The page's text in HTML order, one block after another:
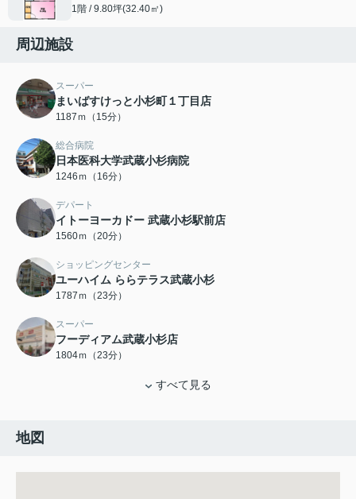
1階 / 9.80坪(32.40㎡)
周辺施設
スーパー
まいばすけっと小杉町１丁目店
1187ｍ（15分）
総合病院
日本医科大学武蔵小杉病院
1246ｍ（16分）
デパート
イトーヨーカドー 武蔵小杉駅前店
1560ｍ（20分）
ショッピングセンター
ユーハイム ららテラス武蔵小杉
1787ｍ（23分）
スーパー
フーディアム武蔵小杉店
1804ｍ（23分）
すべて見る
地図